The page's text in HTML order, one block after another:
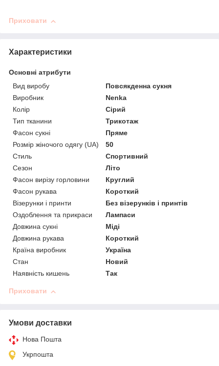
Приховати
Характеристики
Основні атрибути
Вид виробу
Повсякденна сукня
Виробник
Nenka
Колір
Сірий
Тип тканини
Трикотаж
Фасон сукні
Пряме
Розмір жіночого одягу (UA)
50
Стиль
Спортивний
Сезон
Літо
Фасон вирізу горловини
Круглий
Фасон рукава
Короткий
Візерунки і принти
Без візерунків і принтів
Оздоблення та прикраси
Лампаси
Довжина сукні
Міді
Довжина рукава
Короткий
Країна виробник
Україна
Стан
Новий
Наявність кишень
Так
Приховати
Умови доставки
Нова Пошта
Укрпошта